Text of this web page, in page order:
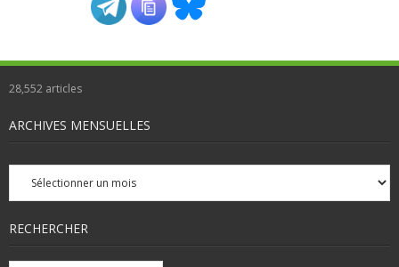
28,552 articles
ARCHIVES MENSUELLES
Archives
mensuelles
RECHERCHER